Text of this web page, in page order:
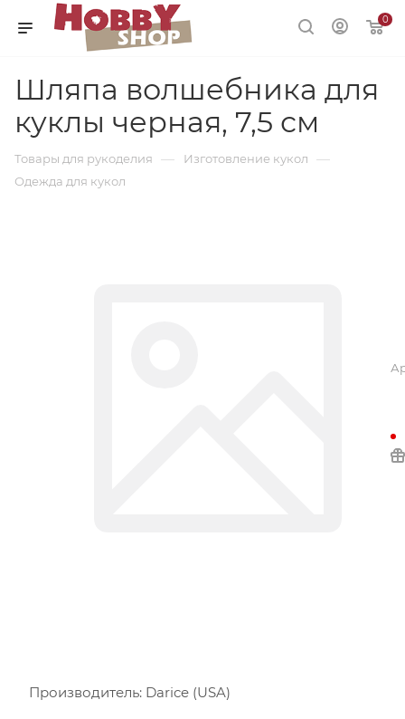
0
Шляпа волшебника для
куклы черная, 7,5 см
Товары для рукоделия — Изготовление кукол —
Одежда для кукол
Производитель: Darice (USA)